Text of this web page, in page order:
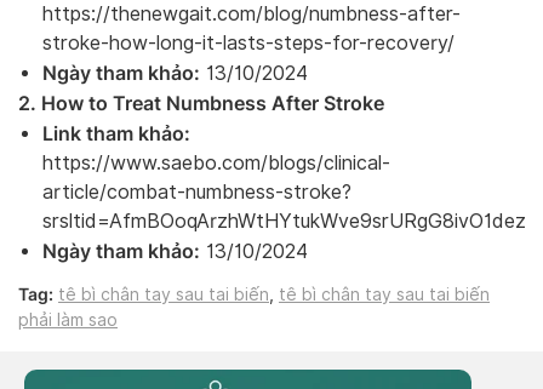
https://thenewgait.com/blog/numbness-after-
stroke-how-long-it-lasts-steps-for-recovery/
Ngày tham khảo: 13/10/2024
2. How to Treat Numbness After Stroke
Link tham khảo:
https://www.saebo.com/blogs/clinical-
article/combat-numbness-stroke?
Ngày tham khảo: 13/10/2024
Tag: tê bì chân tay sau tai biến
tê bì chân tay sau tai biến
phải làm sao